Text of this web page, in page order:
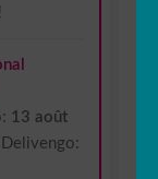
13 août